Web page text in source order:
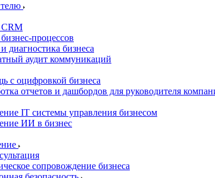
CRM
процессов
диагностика бизнеса
аудит коммуникаций
с оцифровкой бизнеса
отчетов и дашбордов для руководителя
IT системы управления бизнесом
ИИ в бизнес
сопровождение бизнеса